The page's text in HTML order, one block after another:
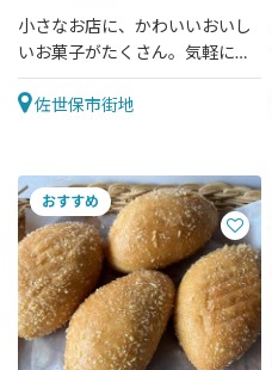
小さなお店に、かわいいおいし
いお菓子がたくさん。気軽にお
立ち寄り下さい。
佐世保市街地